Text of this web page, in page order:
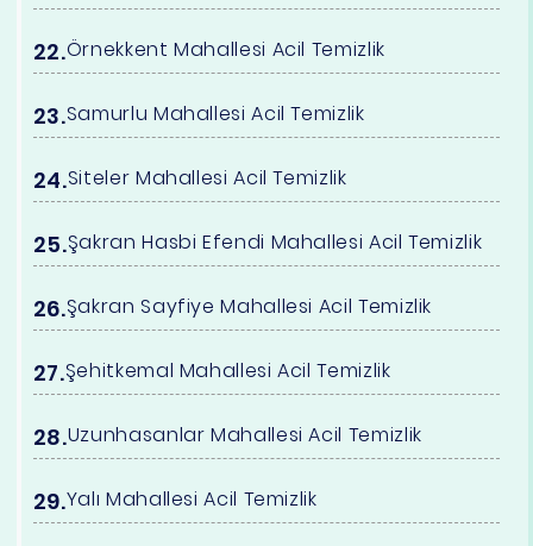
Örnekkent Mahallesi Acil Temizlik
Samurlu Mahallesi Acil Temizlik
Siteler Mahallesi Acil Temizlik
Şakran Hasbi Efendi Mahallesi Acil Temizlik
Şakran Sayfiye Mahallesi Acil Temizlik
Şehitkemal Mahallesi Acil Temizlik
Uzunhasanlar Mahallesi Acil Temizlik
Yalı Mahallesi Acil Temizlik